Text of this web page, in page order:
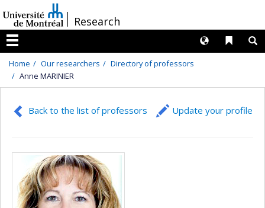
au
contenu
/Research
Menu
Liens
Langues
Home Our researchers
Directory of professors
Anne MARINIER
Back to the list of professors Update your profile